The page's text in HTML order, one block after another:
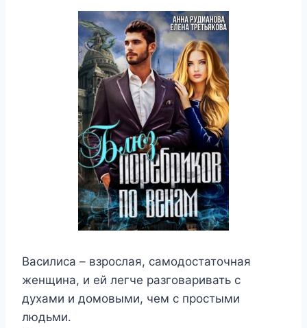
Василиса – взрослая, самодостаточная
женщина, и ей легче разговаривать с
духами и домовыми, чем с простыми
людьми.